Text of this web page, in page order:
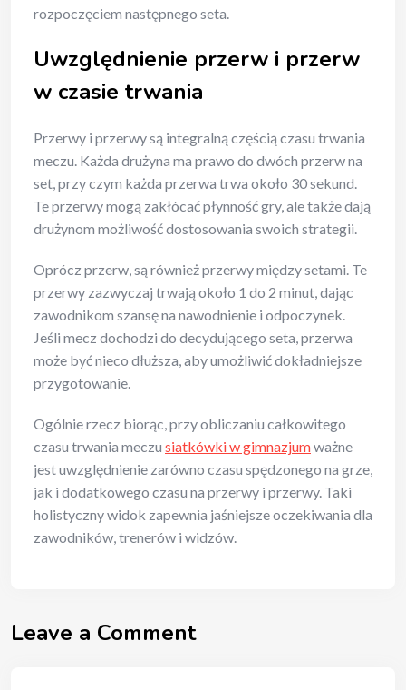
rozpoczęciem następnego seta.
Uwzględnienie przerw i przerw
w czasie trwania
Przerwy i przerwy są integralną częścią czasu trwania
meczu. Każda drużyna ma prawo do dwóch przerw na
set, przy czym każda przerwa trwa około 30 sekund.
Te przerwy mogą zakłócać płynność gry, ale także dają
drużynom możliwość dostosowania swoich strategii.
Oprócz przerw, są również przerwy między setami. Te
przerwy zazwyczaj trwają około 1 do 2 minut, dając
zawodnikom szansę na nawodnienie i odpoczynek.
Jeśli mecz dochodzi do decydującego seta, przerwa
może być nieco dłuższa, aby umożliwić dokładniejsze
przygotowanie.
Ogólnie rzecz biorąc, przy obliczaniu całkowitego
czasu trwania meczu siatkówki w gimnazjumważne
jest uwzględnienie zarówno czasu spędzonego na grze,
jak i dodatkowego czasu na przerwy i przerwy. Taki
holistyczny widok zapewnia jaśniejsze oczekiwania dla
zawodników, trenerów i widzów.
Leave a Comment